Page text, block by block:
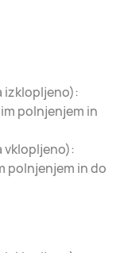
izklopljeno):
polnjenjem in
vklopljeno):
polnjenjem in do